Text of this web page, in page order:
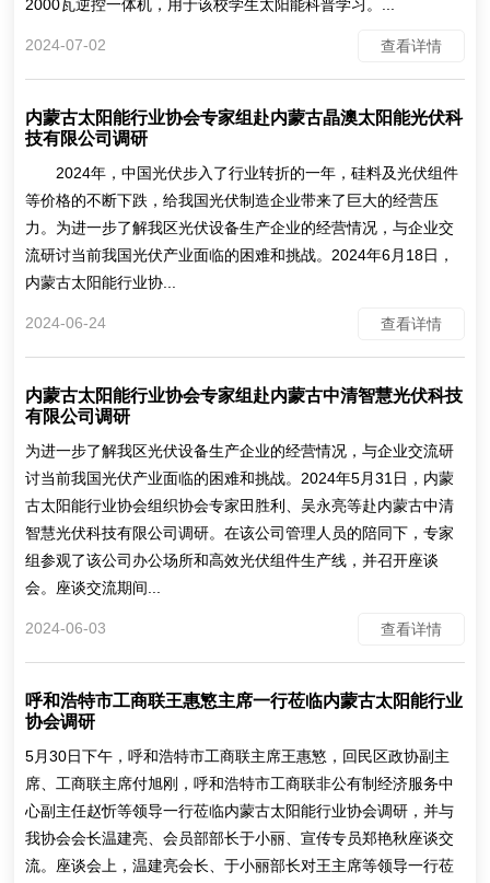
2000瓦逆控一体机，用于该校学生太阳能科普学习。...
2024-07-02 查看详情
内蒙古太阳能行业协会专家组赴内蒙古晶澳太阳能光伏科
技有限公司调研
2024年，中国光伏步入了行业转折的一年，硅料及光伏组件
等价格的不断下跌，给我国光伏制造企业带来了巨大的经营压
力。为进一步了解我区光伏设备生产企业的经营情况，与企业交
流研讨当前我国光伏产业面临的困难和挑战。2024年6月18日，
内蒙古太阳能行业协...
2024-06-24 查看详情
内蒙古太阳能行业协会专家组赴内蒙古中清智慧光伏科技
有限公司调研
为进一步了解我区光伏设备生产企业的经营情况，与企业交流研
讨当前我国光伏产业面临的困难和挑战。2024年5月31日，内蒙
古太阳能行业协会组织协会专家田胜利、吴永亮等赴内蒙古中清
智慧光伏科技有限公司调研。在该公司管理人员的陪同下，专家
组参观了该公司办公场所和高效光伏组件生产线，并召开座谈
会。座谈交流期间...
2024-06-03 查看详情
呼和浩特市工商联王惠慜主席一行莅临内蒙古太阳能行业
协会调研
5月30日下午，呼和浩特市工商联主席王惠慜，回民区政协副主
席、工商联主席付旭刚，呼和浩特市工商联非公有制经济服务中
心副主任赵忻等领导一行莅临内蒙古太阳能行业协会调研，并与
我协会会长温建亮、会员部部长于小丽、宣传专员郑艳秋座谈交
流。座谈会上，温建亮会长、于小丽部长对王主席等领导一行莅